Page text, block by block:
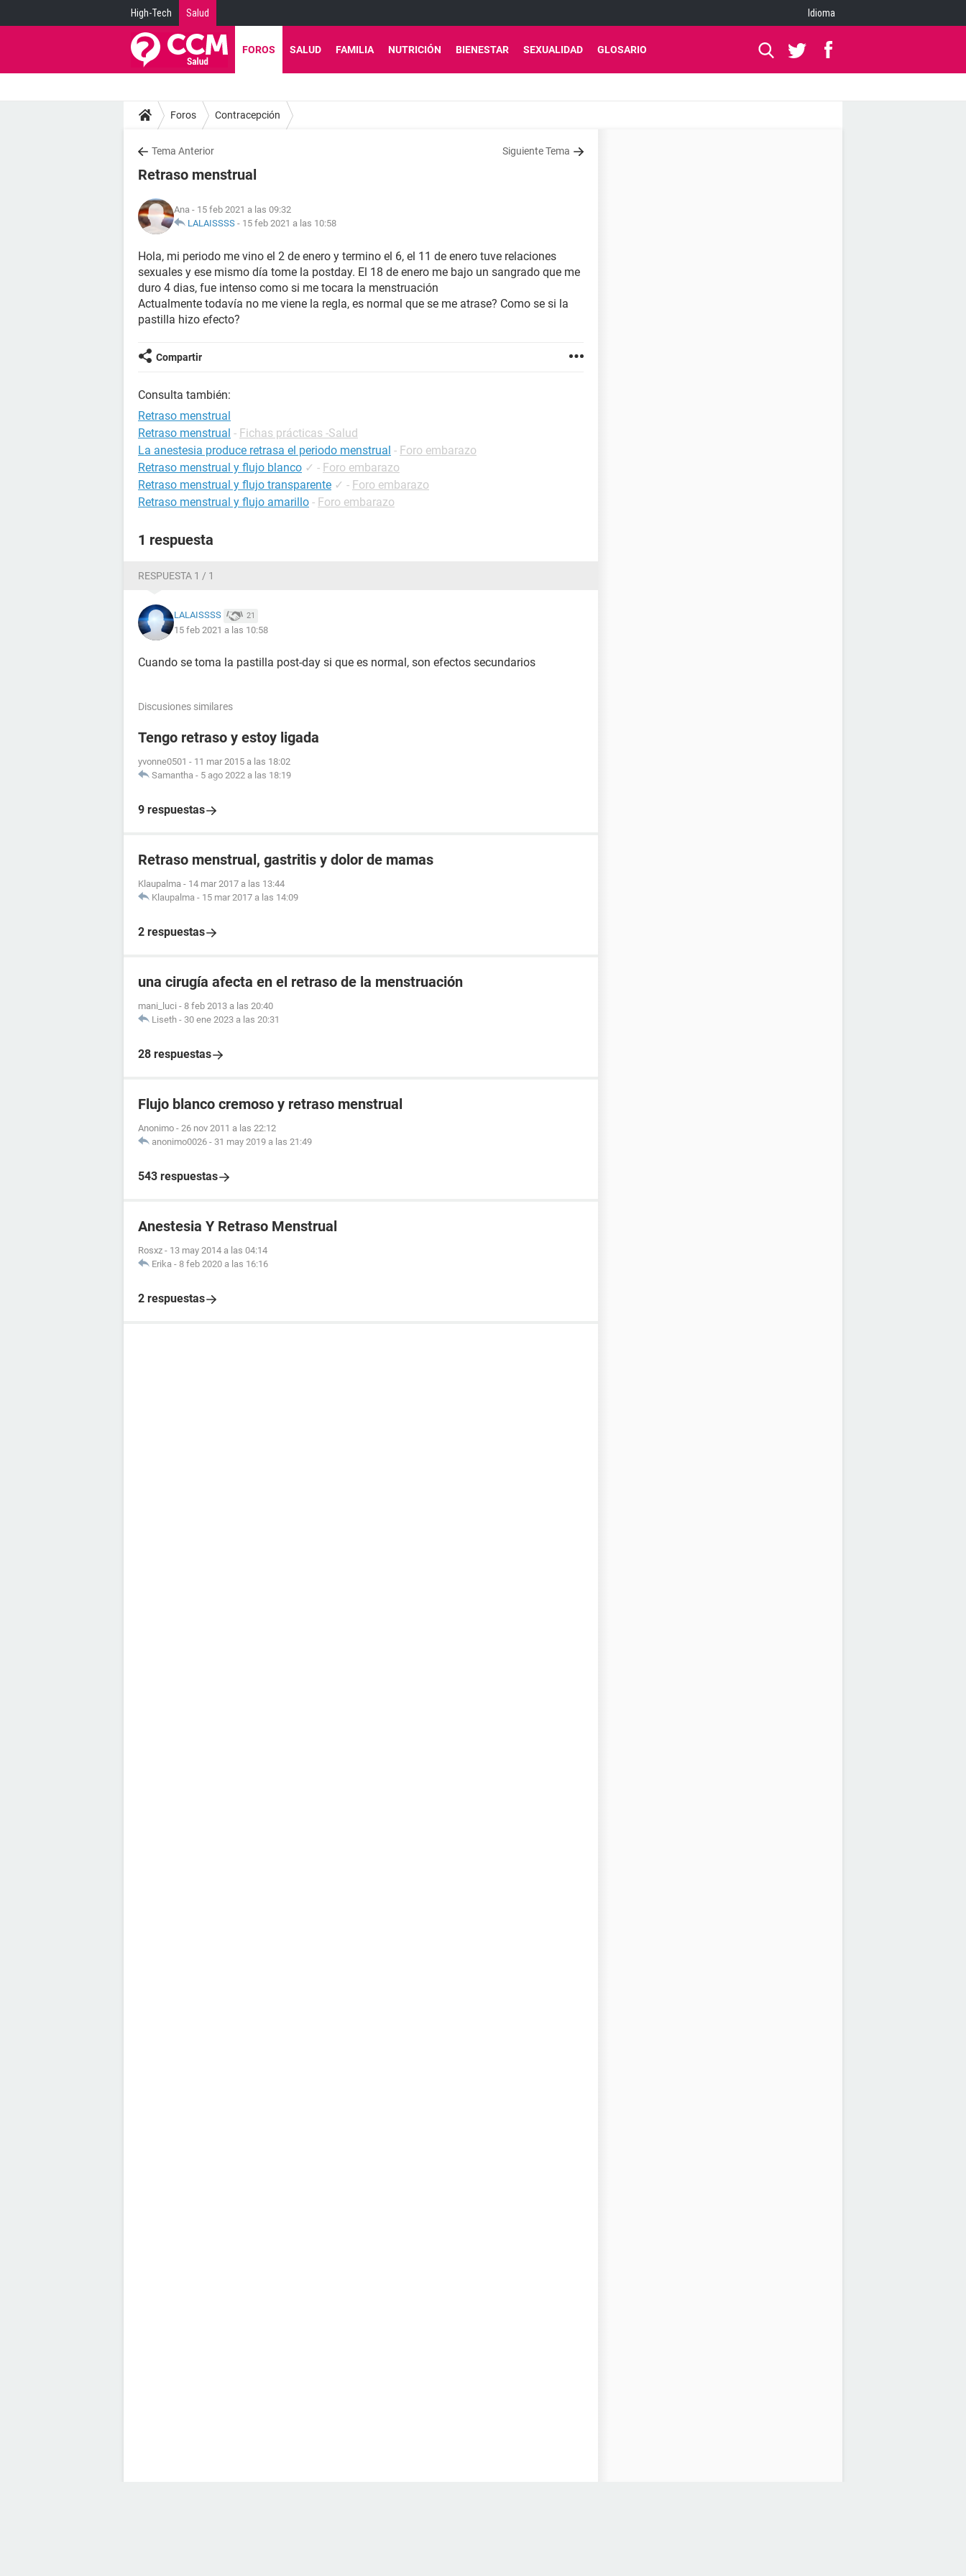
High-Tech Salud Idioma
FOROS SALUD FAMILIA NUTRICIÓN BIENESTAR SEXUALIDAD GLOSARIO
Foros Contracepción
Tema Anterior Siguiente Tema
Retraso menstrual
Ana - 15 feb 2021 a las 09:32
LALAISSSS - 15 feb 2021 a las 10:58
Hola, mi periodo me vino el 2 de enero y termino el 6, el 11 de enero tuve relaciones
sexuales y ese mismo día tome la postday. El 18 de enero me bajo un sangrado que me
duro 4 dias, fue intenso como si me tocara la menstruación
Actualmente todavía no me viene la regla, es normal que se me atrase? Como se si la
pastilla hizo efecto?
Compartir
Consulta también:
Retraso menstrual
Retraso menstrual - Fichas prácticas -Salud
La anestesia produce retrasa el periodo menstrual - Foro embarazo
Retraso menstrual y flujo blanco ✓ - Foro embarazo
Retraso menstrual y flujo transparente ✓ - Foro embarazo
Retraso menstrual y flujo amarillo - Foro embarazo
1 respuesta
RESPUESTA 1 / 1
LALAISSSS 21
15 feb 2021 a las 10:58
Cuando se toma la pastilla post-day si que es normal, son efectos secundarios
Discusiones similares
Tengo retraso y estoy ligada
yvonne0501 - 11 mar 2015 a las 18:02
Samantha - 5 ago 2022 a las 18:19
9 respuestas
Retraso menstrual, gastritis y dolor de mamas
Klaupalma - 14 mar 2017 a las 13:44
Klaupalma - 15 mar 2017 a las 14:09
2 respuestas
una cirugía afecta en el retraso de la menstruación
mani_luci - 8 feb 2013 a las 20:40
Liseth - 30 ene 2023 a las 20:31
28 respuestas
Flujo blanco cremoso y retraso menstrual
Anonimo - 26 nov 2011 a las 22:12
anonimo0026 - 31 may 2019 a las 21:49
543 respuestas
Anestesia Y Retraso Menstrual
Rosxz - 13 may 2014 a las 04:14
Erika - 8 feb 2020 a las 16:16
2 respuestas